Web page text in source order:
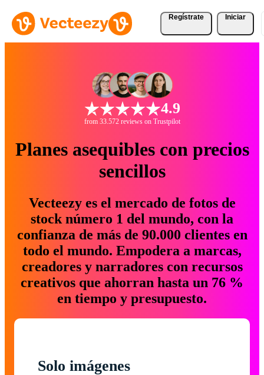
Regístrate Iniciar
4.9
from 33.572 reviews on Trustpilot
Planes asequibles con precios
sencillos
Vecteezy es el mercado de fotos de
stock número 1 del mundo, con la
confianza de más de 90.000 clientes en
todo el mundo. Empodera a marcas,
creadores y narradores con recursos
creativos que ahorran hasta un 76 %
en tiempo y presupuesto.
Solo imágenes